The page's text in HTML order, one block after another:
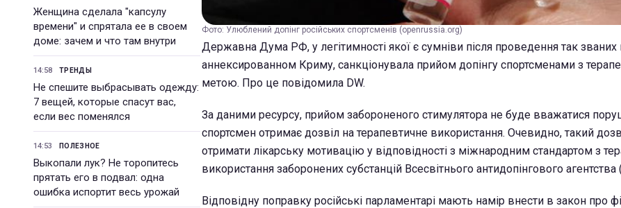
Женщина сделала "капсулу
времени" и спрятала ее в своем
доме: зачем и что там внутри
14:58 ТРЕНДЫ
Не спешите выбрасывать одежду:
7 вещей, которые спасут вас,
если вес поменялся
14:53 ПОЛЕЗНОЕ
Выкопали лук? Не торопитесь
прятать его в подвал: одна
ошибка испортит весь урожай
Фото: Улюблений допінг російських спортсменів (openrussia.org)
Державна Дума РФ, у легітимності якої є сумніви після проведення так званих
аннексированном Криму, санкціонувала прийом допінгу спортсменами з
метою. Про це повідомила DW.
За даними ресурсу, прийом забороненого стимулятора не буде вважатися
спортсмен отримає дозвіл на терапевтичне використання. Очевидно, такий
отримати лікарську мотивацію у відповідності з міжнародним стандартом з
використання заборонених субстанцій Всесвітнього антидопінгового агентства
Відповідну поправку російські парламентарі мають намір внести в закон про